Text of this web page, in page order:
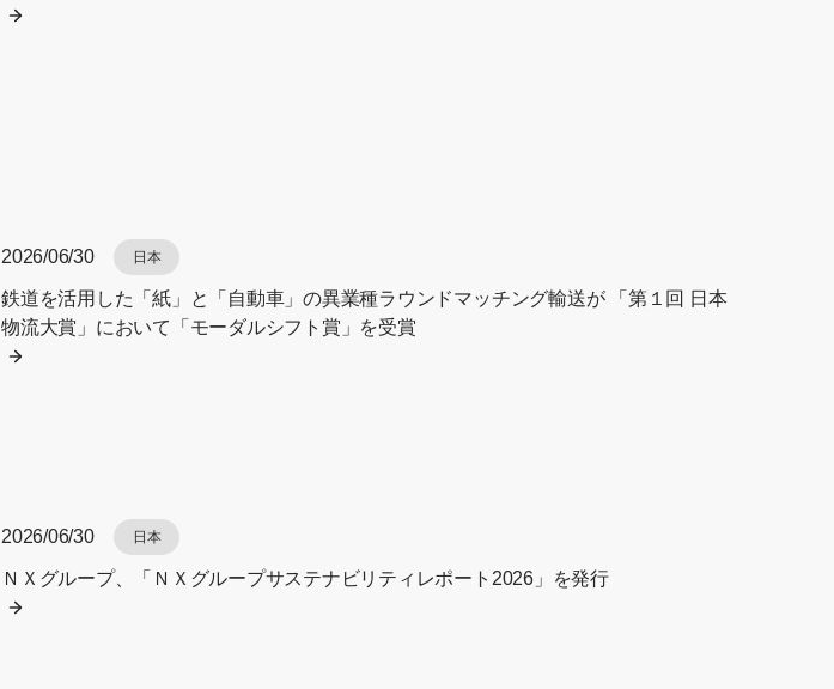
2026/06/30 日本
鉄道を活用した「紙」と「自動車」の異業種ラウンドマッチング輸送が 「第１回 日本
物流大賞」において「モーダルシフト賞」を受賞
2026/06/30 日本
ＮＸグループ、「ＮＸグループサステナビリティレポート2026」を発行